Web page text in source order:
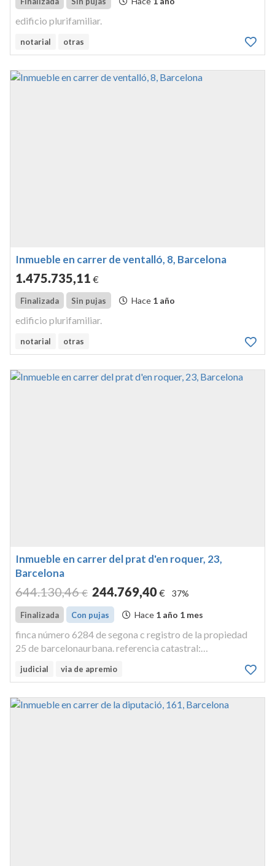
edificio plurifamiliar.
notarial otras
Inmueble en carrer de ventalló, 8, Barcelona
1.475.735,11 €
Finalizada Sin pujas Hace 1 año
edificio plurifamiliar.
notarial otras
Inmueble en carrer del prat d'en roquer, 23,
Barcelona
644.130,46 € 244.769,40€ 37%
Finalizada Con pujas Hace 1 año 1 mes
finca número 6284 de segona c registro de la propiedad
25 de barcelonaurbana. referencia catastral:
barrio de san andrés de palomar, señalada con el número
judicial via de apremio